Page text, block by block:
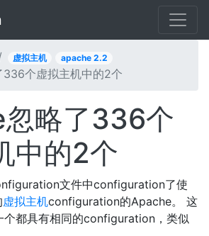
虚拟主机 apache 2.2
个虚拟主机中的2个
略了336个
中的2个
文件中configuration了使
虚拟主机configuration的Apache。 这
个都具有相同的configuration，类似